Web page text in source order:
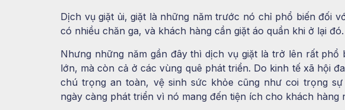
Dịch vụ giặt ủi, giặt là những năm trước nó chỉ phổ biến đối
có nhiều chăn ga, và khách hàng cần giặt áo quần khi ở lại đó.
Nhưng những năm gần đây thì dịch vụ giặt là trở lên rất
lớn, mà còn cả ở các vùng quê phát triển. Do kinh tế xã hội
chú trọng an toàn, vệ sinh sức khỏe cũng như coi trọng
ngày càng phát triển vì nó mang đến tiện ích cho khách hàng